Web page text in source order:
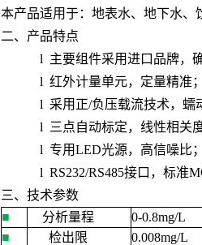
本产品适用于：地表水、地下水、
二、产品特点
l 主要组件采用进口品牌，
l 红外计量单元，定量精准；
l 采用正/负压载流技术，蠕
l 三点自动标定，线性相关度
l 专用LED光源，高信噪比；
l RS232/RS485接口，标准
三、技术参数
■
分析量程
0-0.8mg/L
■
检出限
0.008mg/L